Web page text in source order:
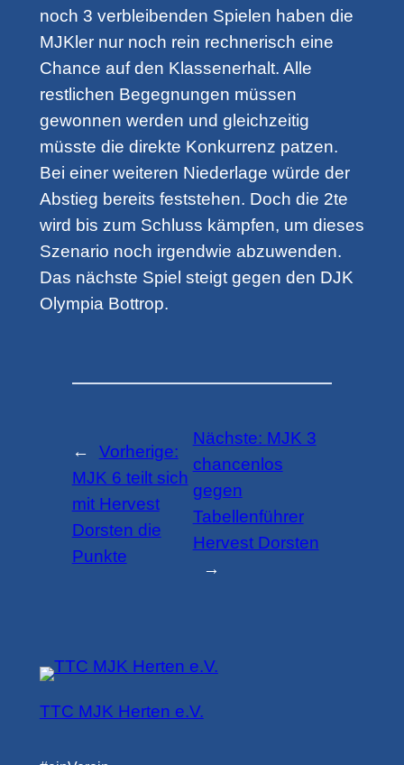
noch 3 verbleibenden Spielen haben die
MJKler nur noch rein rechnerisch eine
Chance auf den Klassenerhalt. Alle
restlichen Begegnungen müssen
gewonnen werden und gleichzeitig
müsste die direkte Konkurrenz patzen.
Bei einer weiteren Niederlage würde der
Abstieg bereits feststehen. Doch die 2te
wird bis zum Schluss kämpfen, um dieses
Szenario noch irgendwie abzuwenden.
Das nächste Spiel steigt gegen den DJK
Olympia Bottrop.
←
Vorherige:
MJK 6 teilt sich
mit Hervest
Dorsten die
Punkte
Nächste: MJK 3
chancenlos
gegen
Tabellenführer
Hervest Dorsten
→
TTC MJK Herten e.V.